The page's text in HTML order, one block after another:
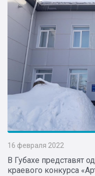
16 февраля 2022
В Губахе представят
краевого конкурса